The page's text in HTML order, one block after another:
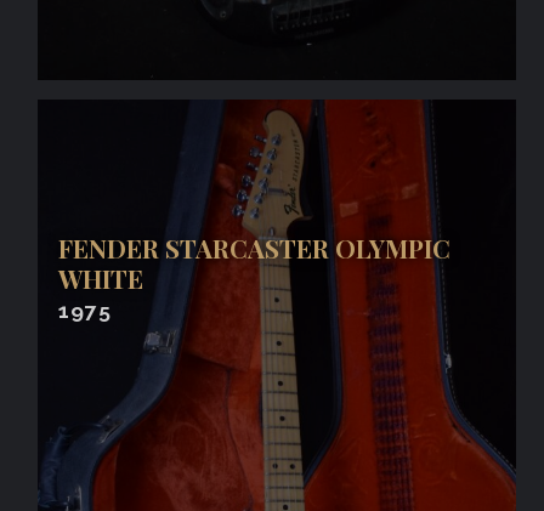
FENDER STARCASTER OLYMPIC
WHITE
1975